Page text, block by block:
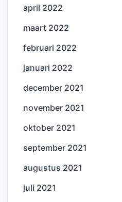
april 2022
maart 2022
februari 2022
januari 2022
december 2021
november 2021
oktober 2021
september 2021
augustus 2021
juli 2021